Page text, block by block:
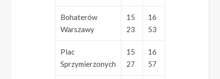
Bohaterów
Warszawy
15
23
16
53
Plac
Sprzymierzonych
15
27
16
57